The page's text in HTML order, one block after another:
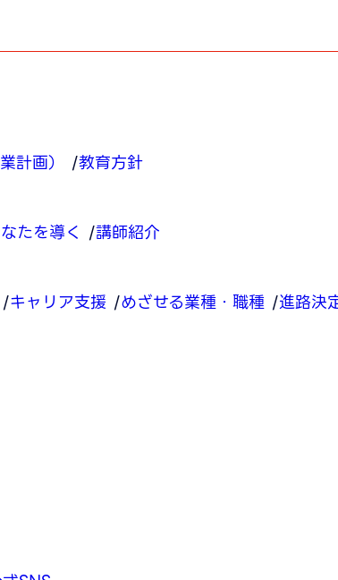
計画）
教育方針
たを導く
講師紹介
キャリア支援 めざせる業種・職種 進路決